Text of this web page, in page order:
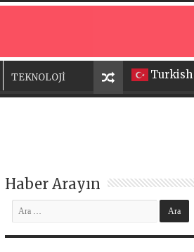
Turkish
TEKNOLOJİ
Haber Arayın